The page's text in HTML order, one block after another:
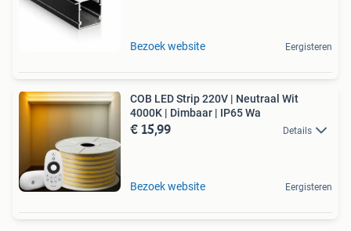
Bezoek website Eergisteren
COB LED Strip 220V | Neutraal Wit
4000K | Dimbaar | IP65 Wa
€ 15,99 Details
Bezoek website Eergisteren